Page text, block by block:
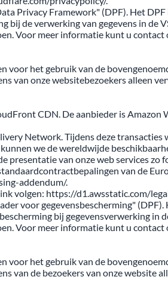
Privacy Framework" (DPF). Het
bij de verwerking van gegevens in de
Voor meer informatie kunt u
voor het gebruik van de
van onze websitebezoekers alleen
CDN. De aanbieder is Amazon
Network. Tijdens deze
we de wereldwijde
van onze web services
van de
addendum/.
volgen: https://d1.awsstatic.com/
voor gegevensbescherming"
bij gegevensverwerking
Voor meer informatie kunt u
voor het gebruik van de
van de bezoekers van onze website